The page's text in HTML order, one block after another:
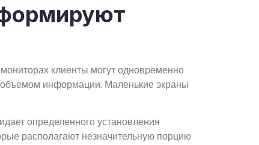
клиенты могут одновременно
информации. Маленькие экраны
определенного установления
располагают незначительную порцию